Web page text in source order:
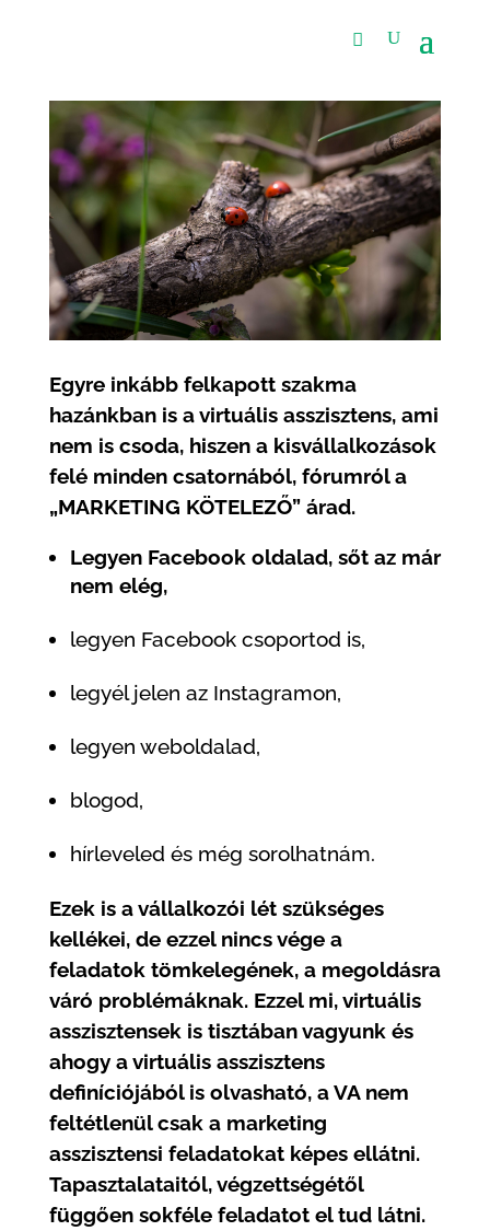
Egyre inkább felkapott szakma
hazánkban is a virtuális asszisztens, ami
nem is csoda, hiszen a kisvállalkozások
felé minden csatornából, fórumról a
„MARKETING KÖTELEZŐ” árad.
Legyen Facebook oldalad, sőt az már
nem elég,
legyen Facebook csoportod is,
legyél jelen az Instagramon,
legyen weboldalad,
blogod,
hírleveled és még sorolhatnám.
Ezek is a vállalkozói lét szükséges
kellékei, de ezzel nincs vége a
feladatok tömkelegének, a megoldásra
váró problémáknak. Ezzel mi, virtuális
asszisztensek is tisztában vagyunk és
ahogy a virtuális asszisztens
definíciójából is olvasható, a VA nem
feltétlenül csak a marketing
asszisztensi feladatokat képes ellátni.
Tapasztalataitól, végzettségétől
függően sokféle feladatot el tud látni.